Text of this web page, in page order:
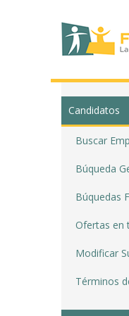
Candidatos
Buscar
Búqueda
Búquedas
Ofertas en
Modificar
Términos